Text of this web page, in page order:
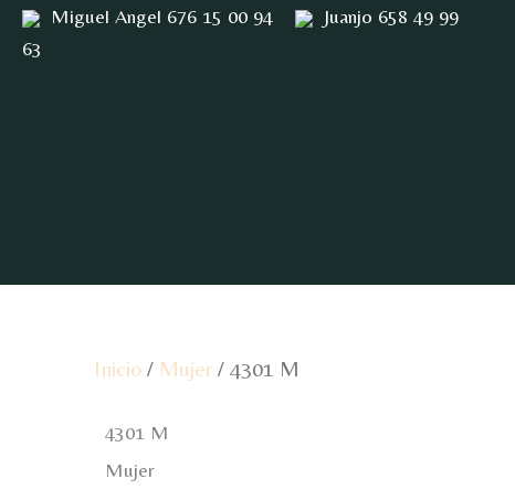
Miguel Angel 676 15 00 94
Juanjo 658 49 99
63
Inicio / Mujer / 4301 M
4301 M
Mujer